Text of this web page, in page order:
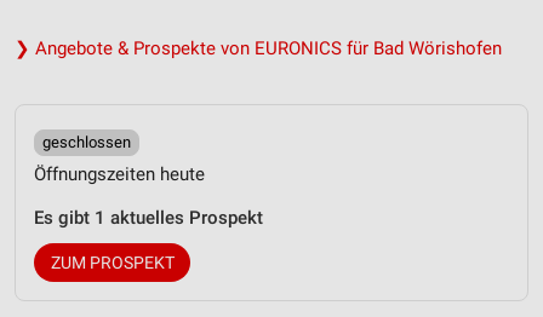
❯ Angebote & Prospekte von EURONICS für Bad Wörishofen
geschlossen
Öffnungszeiten heute
Es gibt 1 aktuelles Prospekt
ZUM PROSPEKT